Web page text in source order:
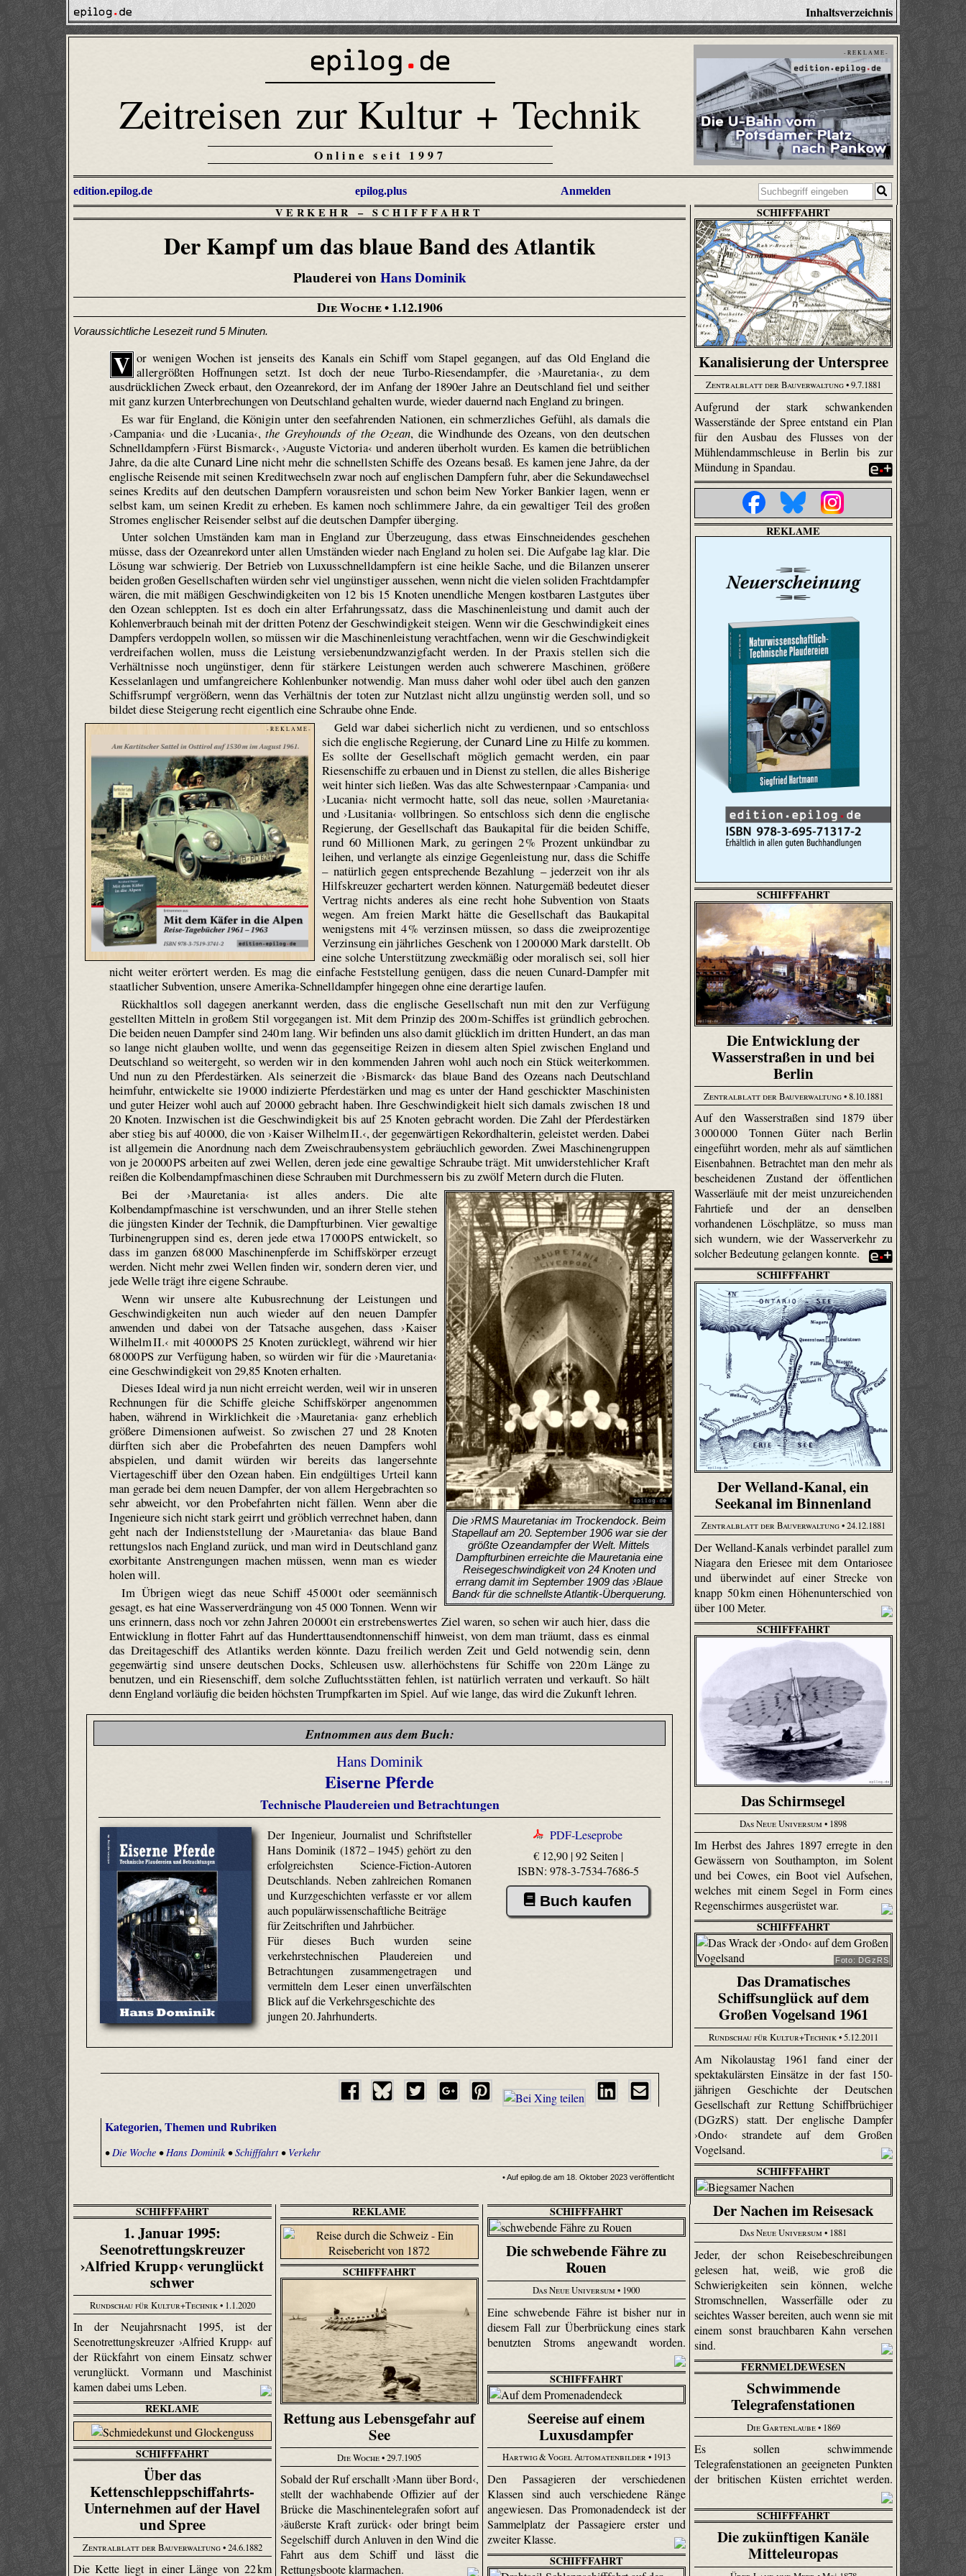
Inhaltsverzeichnis
Zeitreisen zur Kultur + Technik
Online seit 1997
- R E K L A M E -
edition.epilog.de epilog.plus Anmelden
VERKEHR–SCHIFFFAHRT
Der Kampf um das blaue Band des Atlantik
Plauderei vonHans Dominik
Die Woche• 1.12.1906
Voraussichtliche Lesezeit rund 5 Minuten.
V or wenigen Wochen ist jenseits des Kanals ein Schiff vom Stapel gegangen, auf das Old England die
allergrößten Hoffnungen setzt. Ist doch der neue Turbo-Riesendampfer, die ›Mauretania‹, zu dem
ausdrücklichen Zweck erbaut, den Ozeanrekord, der im Anfang der 1890er Jahre an Deutschland fiel und seither
mit ganz kurzen Unterbrechungen von Deutschland gehalten wurde, wieder dauernd nach England zu bringen.
Es war für England, die Königin unter den seefahrenden Nationen, ein schmerzliches Gefühl, als damals die
›Campania‹ und die ›Lucania‹,the Greyhounds of the Ozean, die Windhunde des Ozeans, von den deutschen
Schnelldampfern ›Fürst Bismarck‹, ›Auguste Victoria‹ und anderen überholt wurden. Es kamen die betrüblichen
Jahre, da die alte Cunard Line nicht mehr die schnellsten Schiffe des Ozeans besaß. Es kamen jene Jahre, da der
englische Reisende mit seinen Kreditwechseln zwar noch auf englischen Dampfern fuhr, aber die Sekundawechsel
seines Kredits auf den deutschen Dampfern vorausreisten und schon beim New Yorker Bankier lagen, wenn er
selbst kam, um seinen Kredit zu erheben. Es kamen noch schlimmere Jahre, da ein gewaltiger Teil des großen
Stromes englischer Reisender selbst auf die deutschen Dampfer überging.
Unter solchen Umständen kam man in England zur Überzeugung, dass etwas Einschneidendes geschehen
müsse, dass der Ozeanrekord unter allen Umständen wieder nach England zu holen sei. Die Aufgabe lag klar. Die
Lösung war schwierig. Der Betrieb von Luxusschnelldampfern ist eine heikle Sache, und die Bilanzen unserer
beiden großen Gesellschaften würden sehr viel ungünstiger aussehen, wenn nicht die vielen soliden Frachtdampfer
wären, die mit mäßigen Geschwindigkeiten von 12 bis 15 Knoten unendliche Mengen kostbaren Lastgutes über
den Ozean schleppten. Ist es doch ein alter Erfahrungssatz, dass die Maschinenleistung und damit auch der
Kohlenverbrauch beinah mit der dritten Potenz der Geschwindigkeit steigen. Wenn wir die Geschwindigkeit eines
Dampfers verdoppeln wollen, so müssen wir die Maschinenleistung verachtfachen, wenn wir die Geschwindigkeit
verdreifachen wollen, muss die Leistung versiebenundzwanzigfacht werden. In der Praxis stellen sich die
Verhältnisse noch ungünstiger, denn für stärkere Leistungen werden auch schwerere Maschinen, größere
Kesselanlagen und umfangreichere Kohlenbunker notwendig. Man muss daher wohl oder übel auch den ganzen
Schiffsrumpf vergrößern, wenn das Verhältnis der toten zur Nutzlast nicht allzu ungünstig werden soll, und so
bildet diese Steigerung recht eigentlich eine Schraube ohne Ende.
- R E K L A M E -
Geld war dabei sicherlich nicht zu verdienen, und so entschloss
sich die englische Regierung, der Cunard Line zu Hilfe zu kommen.
Es sollte der Gesellschaft möglich gemacht werden, ein paar
Riesenschiffe zu erbauen und in Dienst zu stellen, die alles Bisherige
weit hinter sich ließen. Was das alte Schwesternpaar ›Campania‹ und
›Lucania‹ nicht vermocht hatte, soll das neue, sollen ›Mauretania‹
und ›Lusitania‹ vollbringen. So entschloss sich denn die englische
Regierung, der Gesellschaft das Baukapital für die beiden Schiffe,
rund 60 Millionen Mark, zu geringen 2 % Prozent unkündbar zu
leihen, und verlangte als einzige Gegenleistung nur, dass die Schiffe
– natürlich gegen entsprechende Bezahlung – jederzeit von ihr als
Hilfskreuzer gechartert werden können. Naturgemäß bedeutet dieser
Vertrag nichts anderes als eine recht hohe Subvention von Staats
wegen. Am freien Markt hätte die Gesellschaft das Baukapital
wenigstens mit 4 % verzinsen müssen, so dass die zweiprozentige
Verzinsung ein jährliches Geschenk von 1 200 000 Mark darstellt. Ob
eine solche Unterstützung zweckmäßig oder moralisch sei, soll hier
nicht weiter erörtert werden. Es mag die einfache Feststellung genügen, dass die neuen Cunard-Dampfer mit
staatlicher Subvention, unsere Amerika-Schnelldampfer hingegen ohne eine derartige laufen.
Rückhaltlos soll dagegen anerkannt werden, dass die englische Gesellschaft nun mit den zur Verfügung
gestellten Mitteln in großem Stil vorgegangen ist. Mit dem Prinzip des 200 m-Schiffes ist gründlich gebrochen.
Die beiden neuen Dampfer sind 240 m lang. Wir befinden uns also damit glücklich im dritten Hundert, an das man
so lange nicht glauben wollte, und wenn das gegenseitige Reizen in diesem alten Spiel zwischen England und
Deutschland so weitergeht, so werden wir in den kommenden Jahren wohl auch noch ein Stück weiterkommen.
Und nun zu den Pferdestärken. Als seinerzeit die ›Bismarck‹ das blaue Band des Ozeans nach Deutschland
heimfuhr, entwickelte sie 19 000 indizierte Pferdestärken und mag es unter der Hand geschickter Maschinisten
und guter Heizer wohl auch auf 20 000 gebracht haben. Ihre Geschwindigkeit hielt sich damals zwischen 18 und
20 Knoten. Inzwischen ist die Geschwindigkeit bis auf 25 Knoten gebracht worden. Die Zahl der Pferdestärken
aber stieg bis auf 40 000, die von ›Kaiser Wilhelm II.‹, der gegenwärtigen Rekordhalterin, geleistet werden. Dabei
ist allgemein die Anordnung nach dem Zweischraubensystem gebräuchlich geworden. Zwei Maschinengruppen
von je 20 000 PS arbeiten auf zwei Wellen, deren jede eine gewaltige Schraube trägt. Mit unwiderstehlicher Kraft
reißen die Kolbendampfmaschinen diese Schrauben mit Durchmessern bis zu zwölf Metern durch die Fluten.
Die ›RMS Mauretania‹ im Trockendock. Beim
Stapellauf am 20. September 1906 war sie der
größte Ozeandampfer der Welt. Mittels
Dampfturbinen erreichte die Mauretania eine
Reisegeschwindigkeit von 24 Knoten und
errang damit im September 1909 das ›Blaue
Band‹ für die schnellste Atlantik-Überquerung.
Bei der ›Mauretania‹ ist alles anders. Die alte
Kolbendampfmaschine ist verschwunden, und an ihrer Stelle stehen
die jüngsten Kinder der Technik, die Dampfturbinen. Vier gewaltige
Turbinengruppen sind es, deren jede etwa 17 000 PS entwickelt, so
dass im ganzen 68 000 Maschinenpferde im Schiffskörper erzeugt
werden. Nicht mehr zwei Wellen finden wir, sondern deren vier, und
jede Welle trägt ihre eigene Schraube.
Wenn wir unsere alte Kubusrechnung der Leistungen und
Geschwindigkeiten nun auch wieder auf den neuen Dampfer
anwenden und dabei von der Tatsache ausgehen, dass ›Kaiser
Wilhelm II.‹ mit 40 000 PS 25 Knoten zurücklegt, während wir hier
68 000 PS zur Verfügung haben, so würden wir für die ›Mauretania‹
eine Geschwindigkeit von 29,85 Knoten erhalten.
Dieses Ideal wird ja nun nicht erreicht werden, weil wir in unseren
Rechnungen für die Schiffe gleiche Schiffskörper angenommen
haben, während in Wirklichkeit die ›Mauretania‹ ganz erheblich
größere Dimensionen aufweist. So zwischen 27 und 28 Knoten
dürften sich aber die Probefahrten des neuen Dampfers wohl
abspielen, und damit würden wir bereits das langersehnte
Viertageschiff über den Ozean haben. Ein endgültiges Urteil kann
man gerade bei dem neuen Dampfer, der von allem Hergebrachten so
sehr abweicht, vor den Probefahrten nicht fällen. Wenn aber die
Ingenieure sich nicht stark geirrt und gröblich verrechnet haben, dann
geht nach der Indienststellung der ›Mauretania‹ das blaue Band
rettungslos nach England zurück, und man wird in Deutschland ganz
exorbitante Anstrengungen machen müssen, wenn man es wieder
holen will.
Im Übrigen wiegt das neue Schiff 45 000 t oder seemännisch
gesagt, es hat eine Wasserverdrängung von 45 000 Tonnen. Wenn wir
uns erinnern, dass noch vor zehn Jahren 20 000 t ein erstrebenswertes Ziel waren, so sehen wir auch hier, dass die
Entwicklung in flotter Fahrt auf das Hunderttausendtonnenschiff hinweist, von dem man träumt, dass es einmal
das Dreitageschiff des Atlantiks werden könnte. Dazu freilich werden Zeit und Geld notwendig sein, denn
gegenwärtig sind unsere deutschen Docks, Schleusen usw. allerhöchstens für Schiffe von 220 m Länge zu
benutzen, und ein Riesenschiff, dem solche Zufluchtsstätten fehlen, ist natürlich verraten und verkauft. So hält
denn England vorläufig die beiden höchsten Trumpfkarten im Spiel. Auf wie lange, das wird die Zukunft lehren.
Entnommen aus dem Buch:
Hans Dominik
Eiserne Pferde
Technische Plaudereien und Betrachtungen
Der Ingenieur, Journalist und Schriftsteller
Hans Dominik (1872 – 1945) gehört zu den
erfolgreichsten Science-Fiction-Autoren
Deutschlands. Neben zahlreichen Romanen
und Kurzgeschichten verfasste er vor allem
auch populärwissenschaftliche Beiträge
für Zeitschriften und Jahrbücher.
Für dieses Buch wurden seine
verkehrstechnischen Plaudereien und
Betrachtungen zusammengetragen und
vermitteln dem Leser einen unverfälschten
Blick auf die Verkehrsgeschichte des
jungen 20. Jahrhunderts.
PDF-Leseprobe
€ 12,90 | 92 Seiten |
ISBN: 978-3-7534-7686-5
Buch kaufen
Kategorien, Themen und Rubriken
• Die Woche • Hans Dominik•Schifffahrt • Verkehr
• Auf epilog.de am 18. Oktober 2023 veröffentlicht
SCHIFFFAHRT
Kanalisierung der Unterspree
Zentralblatt der Bauverwaltung• 9.7.1881
Aufgrund der stark schwankenden
Wasserstände der Spree entstand ein Plan
für den Ausbau des Flusses von der
Mühlendammschleuse in Berlin bis zur
Mündung in Spandau.
REKLAME
SCHIFFFAHRT
Die Entwicklung der
Wasserstraßen in und bei
Berlin
Zentralblatt der Bauverwaltung• 8.10.1881
Auf den Wasserstraßen sind 1879 über
3 000 000 Tonnen Güter nach Berlin
eingeführt worden, mehr als auf sämtlichen
Eisenbahnen. Betrachtet man den mehr als
bescheidenen Zustand der öffentlichen
Wasserläufe mit der meist unzureichenden
Fahrtiefe und der an denselben
vorhandenen Löschplätze, so muss man
sich wundern, wie der Wasserverkehr zu
solcher Bedeutung gelangen konnte.
SCHIFFFAHRT
Der Welland-Kanal, ein
Seekanal im Binnenland
Zentralblatt der Bauverwaltung• 24.12.1881
Der Welland-Kanals verbindet parallel zum
Niagara den Eriesee mit dem Ontariosee
und überwindet auf einer Strecke von
knapp 50 km einen Höhenunterschied von
über 100 Meter.
SCHIFFFAHRT
Das Schirmsegel
Das Neue Universum • 1898
Im Herbst des Jahres 1897 erregte in den
Gewässern von Southampton, im Solent
und bei Cowes, ein Boot viel Aufsehen,
welches mit einem Segel in Form eines
Regenschirmes ausgerüstet war.
SCHIFFFAHRT
Foto: DGzRS
Das Dramatisches
Schiffsunglück auf dem
Großen Vogelsand 1961
Rundschau für Kultur+Technik• 5.12.2011
Am Nikolaustag 1961 fand einer der
spektakulärsten Einsätze in der fast 150-
jährigen Geschichte der Deutschen
Gesellschaft zur Rettung Schiffbrüchiger
(DGzRS) statt. Der englische Dampfer
›Ondo‹ strandete auf dem Großen
Vogelsand.
SCHIFFFAHRT
Der Nachen im Reisesack
Das Neue Universum • 1881
Jeder, der schon Reisebeschreibungen
gelesen hat, weiß, wie groß die
Schwierigkeiten sein können, welche
Stromschnellen, Wasserfälle oder zu
seichtes Wasser bereiten, auch wenn sie mit
einem sonst brauchbaren Kahn versehen
sind.
SCHIFFFAHRT
1. Januar 1995:
Seenotrettungskreuzer
›Alfried Krupp‹ verunglückt
schwer
Rundschau für Kultur+Technik• 1.1.2020
In der Neujahrsnacht 1995, ist der
Seenotrettungskreuzer ›Alfried Krupp‹ auf
der Rückfahrt von einem Einsatz schwer
verunglückt. Vormann und Maschinist
kamen dabei ums Leben.
REKLAME
SCHIFFFAHRT
Rettung aus Lebensgefahr auf
See
Die Woche• 29.7.1905
Sobald der Ruf erschallt ›Mann über Bord‹,
stellt der wachhabende Offizier auf der
Brücke die Maschinentelegrafen sofort auf
›äußerste Kraft zurück‹ oder bringt beim
Segelschiff durch Anluven in den Wind die
Fahrt aus dem Schiff und lässt die
Rettungsboote klarmachen.
SCHIFFFAHRT
Die schwebende Fähre zu
Rouen
Das Neue Universum • 1900
Eine schwebende Fähre ist bisher nur in
diesem Fall zur Überbrückung eines stark
benutzten Stroms angewandt worden.
FERNMELDEWESEN
Schwimmende
Telegrafenstationen
Die Gartenlaube• 1869
Es sollen schwimmende
Telegrafenstationen an geeigneten Punkten
der britischen Küsten errichtet werden.
SCHIFFFAHRT
Seereise auf einem
Luxusdampfer
Hartwig & Vogel Automatenbilder• 1913
Den Passagieren der verschiedenen
Klassen sind auch verschiedene Ränge
angewiesen. Das Promonadendeck ist der
Sammelplatz der Passagiere erster und
zweiter Klasse.
REKLAME
SCHIFFFAHRT
Über das
Kettenschleppschiffahrts-
Unternehmen auf der Havel
und Spree
Zentralblatt der Bauverwaltung• 24.6.1882
Die Kette liegt in einer Länge von 22 km
SCHIFFFAHRT
Die zukünftigen Kanäle
Mitteleuropas
SCHIFFFAHRT